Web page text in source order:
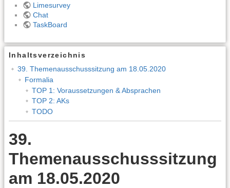
Limesurvey
Chat
TaskBoard
Inhaltsverzeichnis
39. Themenausschusssitzung am 18.05.2020
Formalia
TOP 1: Voraussetzungen & Absprachen
TOP 2: AKs
TODO
39.
Themenausschusssitzung
am 18.05.2020